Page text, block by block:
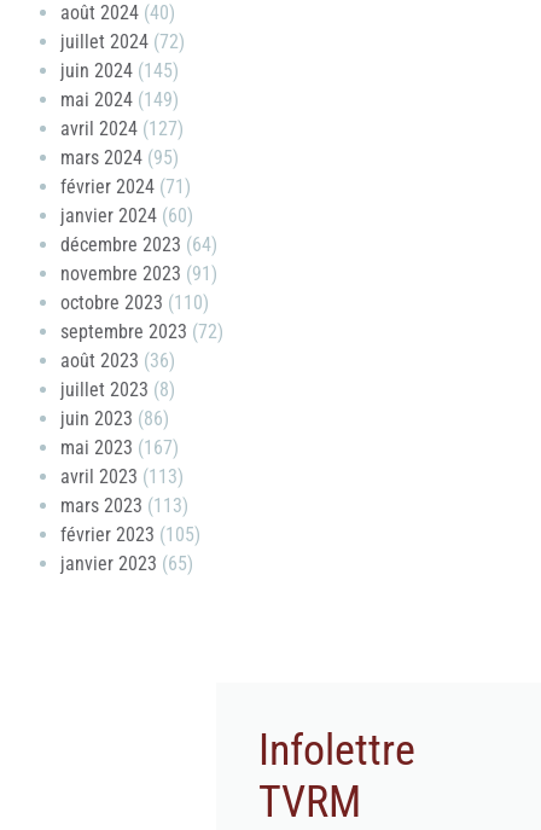
août 2024 (40)
juillet 2024 (72)
juin 2024 (145)
mai 2024 (149)
avril 2024 (127)
mars 2024 (95)
février 2024 (71)
janvier 2024 (60)
décembre 2023 (64)
novembre 2023 (91)
octobre 2023 (110)
septembre 2023 (72)
août 2023 (36)
juillet 2023 (8)
juin 2023 (86)
mai 2023 (167)
avril 2023 (113)
mars 2023 (113)
février 2023 (105)
janvier 2023 (65)
Infolettre
TVRM